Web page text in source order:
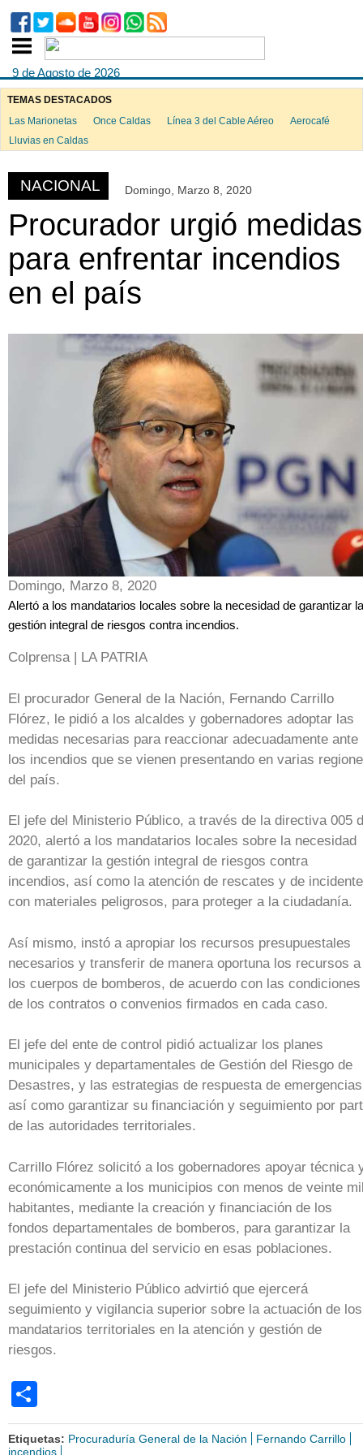
9 de Agosto de 2026
TEMAS DESTACADOS
Las Marionetas
Once Caldas Línea 3 del Cable Aéreo
Aerocafé
Lluvias en Caldas
NACIONAL Domingo, Marzo 8, 2020
Procurador urgió medidas
para enfrentar incendios
en el país
Domingo, Marzo 8, 2020
Alertó a los mandatarios locales sobre la necesidad de garantizar la
gestión integral de riesgos contra incendios.
Colprensa | LA PATRIA
El procurador General de la Nación, Fernando Carrillo
Flórez, le pidió a los alcaldes y gobernadores adoptar las
medidas necesarias para reaccionar adecuadamente ante
los incendios que se vienen presentando en varias
del país.
El jefe del Ministerio Público, a través de la directiva 005
2020, alertó a los mandatarios locales sobre la necesidad
de garantizar la gestión integral de riesgos contra
incendios, así como la atención de rescates y de
con materiales peligrosos, para proteger a la ciudadanía.
Así mismo, instó a apropiar los recursos presupuestales
necesarios y transferir de manera oportuna los recursos a
los cuerpos de bomberos, de acuerdo con las condiciones
de los contratos o convenios firmados en cada caso.
El jefe del ente de control pidió actualizar los planes
municipales y departamentales de Gestión del Riesgo de
Desastres, y las estrategias de respuesta de
así como garantizar su financiación y seguimiento por
de las autoridades territoriales.
Carrillo Flórez solicitó a los gobernadores apoyar técnica
económicamente a los municipios con menos de veinte
habitantes, mediante la creación y financiación de los
fondos departamentales de bomberos, para garantizar la
prestación continua del servicio en esas poblaciones.
El jefe del Ministerio Público advirtió que ejercerá
seguimiento y vigilancia superior sobre la actuación de los
mandatarios territoriales en la atención y gestión de
riesgos.
Etiquetas: Procuraduría General de la Nación
Fernando Carrillo
incendios